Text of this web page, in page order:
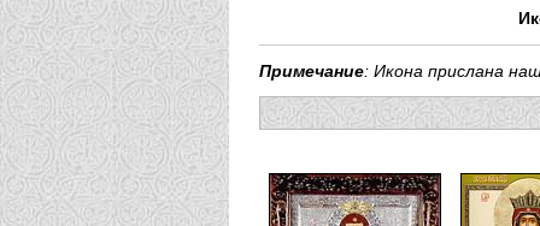
Примечание: Икона прислана